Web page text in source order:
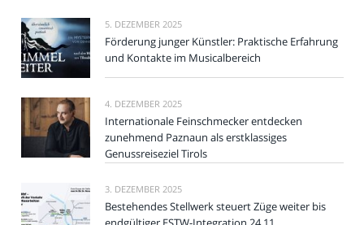
5. DEZEMBER 2025
Förderung junger Künstler: Praktische Erfahrung
und Kontakte im Musicalbereich
4. DEZEMBER 2025
Internationale Feinschmecker entdecken
zunehmend Paznaun als erstklassiges
Genussreiseziel Tirols
3. DEZEMBER 2025
Bestehendes Stellwerk steuert Züge weiter bis